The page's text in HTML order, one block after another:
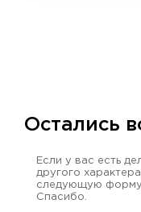
Остались
Если у вас есть
другого
следующую форму,
Спасибо.